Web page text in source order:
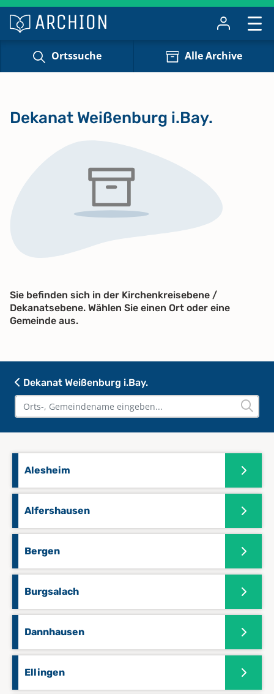
Ortssuche Alle Archive
Dekanat Weißenburg i.Bay.
Alesheim
Alfershausen
Bergen
Burgsalach
Dannhausen
Ellingen
Dekanat Weißenburg i.Bay.
Sie befinden sich in der Kirchenkreisebene /
Dekanatsebene. Wählen Sie einen Ort oder eine
Gemeinde aus.